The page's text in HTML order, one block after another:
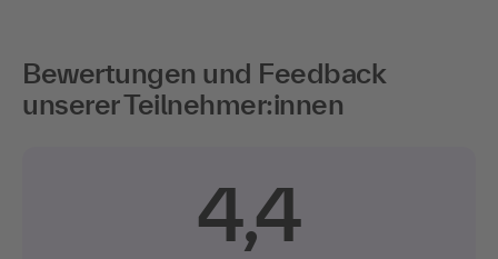
Bewertungen und Feedback
unserer Teilnehmer:innen
4,4